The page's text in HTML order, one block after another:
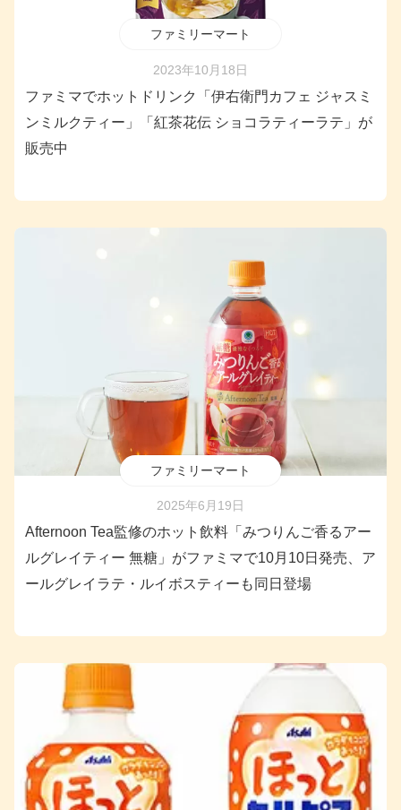
ファミリーマート
2023年10月18日
ファミマでホットドリンク「伊右衛門カフェ ジャスミ
ンミルクティー」「紅茶花伝 ショコラティーラテ」が
販売中
ファミリーマート
2025年6月19日
Afternoon Tea監修のホット飲料「みつりんご香るアー
ルグレイティー 無糖」がファミマで10月10日発売、ア
ールグレイラテ・ルイボスティーも同日登場